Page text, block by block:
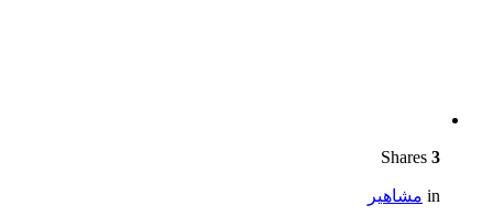
3
in مشاهير